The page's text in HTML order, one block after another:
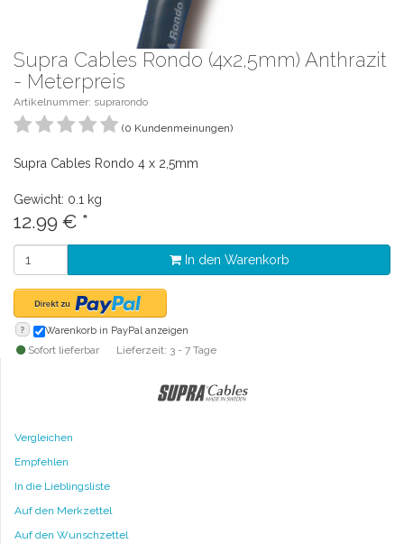
Supra Cables Rondo (4x2,5mm) Anthrazit
- Meterpreis
Artikelnummer: suprarondo
(0 Kundenmeinungen)
Supra Cables Rondo 4 x 2,5mm
Gewicht: 0.1 kg
12.99 € *
In den Warenkorb
? Warenkorb in PayPal anzeigen
Sofort lieferbar Lieferzeit: 3 - 7 Tage
Vergleichen
Empfehlen
In die Lieblingsliste
Auf den Merkzettel
Auf den Wunschzettel